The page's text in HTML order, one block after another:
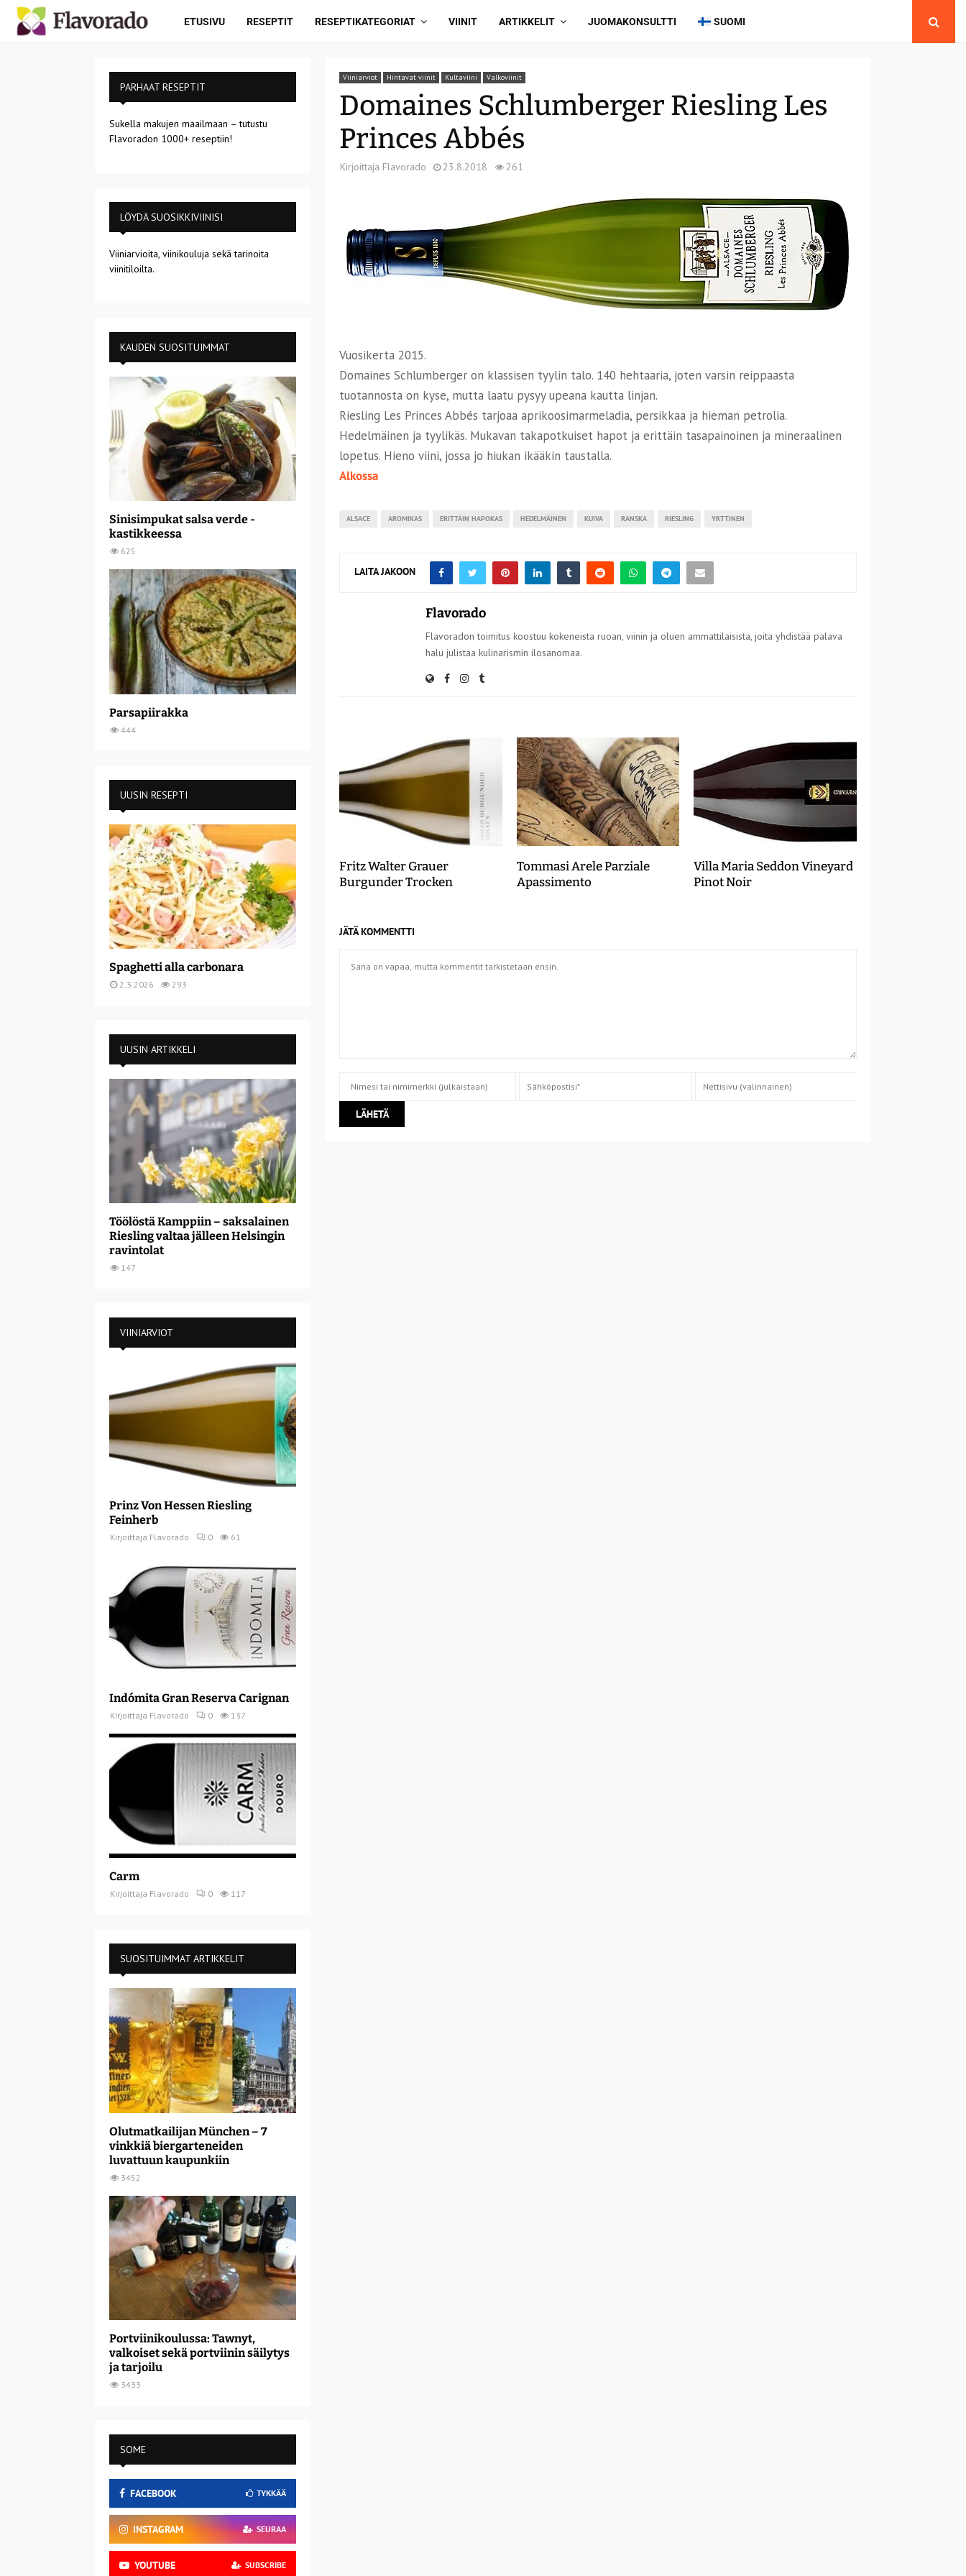
ETUSIVU RESEPTIT RESEPTIKATEGORIAT VIINIT ARTIKKELIT JUOMAKONSULTTI SUOMI
Viiniarviot Hintavat viinit Kultaviini Valkoviinit
Domaines Schlumberger Riesling Les
Princes Abbés
Kirjoittaja Flavorado 23.8.2018 261
Vuosikerta 2015.
Domaines Schlumberger on klassisen tyylin talo. 140 hehtaaria, joten varsin reippaasta
tuotannosta on kyse, mutta laatu pysyy upeana kautta linjan.
Riesling Les Princes Abbés tarjoaa aprikoosimarmeladia, persikkaa ja hieman petrolia.
Hedelmäinen ja tyylikäs. Mukavan takapotkuiset hapot ja erittäin tasapainoinen ja mineraalinen
lopetus. Hieno viini, jossa jo hiukan ikääkin taustalla.
Alkossa
ALSACE AROMIKAS ERITTÄIN HAPOKAS HEDELMÄINEN KUIVA RANSKA RIESLING YRTTINEN
LAITA JAKOON
Flavorado
Flavoradon toimitus koostuu kokeneista ruoan, viinin ja oluen ammattilaisista, joita yhdistää palava
halu julistaa kulinarismin ilosanomaa.
Fritz Walter Grauer
Burgunder Trocken
Tommasi Arele Parziale
Apassimento
Villa Maria Seddon Vineyard
Pinot Noir
JÄTÄ KOMMENTTI
PARHAAT RESEPTIT
Sukella makujen maailmaan – tutustu
Flavoradon 1000+ reseptiin!
LÖYDÄ SUOSIKKIVIINISI
Viiniarvioita, viinikouluja sekä tarinoita
viinitiloilta.
KAUDEN SUOSITUIMMAT
Sinisimpukat salsa verde -
kastikkeessa
625
Parsapiirakka
444
UUSIN RESEPTI
Spaghetti alla carbonara
2.3.2026 293
UUSIN ARTIKKELI
Töölöstä Kamppiin – saksalainen
Riesling valtaa jälleen Helsingin
ravintolat
147
VIINIARVIOT
Prinz Von Hessen Riesling
Feinherb
Kirjoittaja Flavorado 0 61
Indómita Gran Reserva Carignan
Kirjoittaja Flavorado 0 137
Carm
Kirjoittaja Flavorado 0 117
SUOSITUIMMAT ARTIKKELIT
Olutmatkailijan München – 7
vinkkiä biergarteneiden
luvattuun kaupunkiin
3452
Portviinikoulussa: Tawnyt,
valkoiset sekä portviinin säilytys
ja tarjoilu
3433
SOME
FACEBOOK TYKKÄÄ
INSTAGRAM SEURAA
YOUTUBE SUBSCRIBE